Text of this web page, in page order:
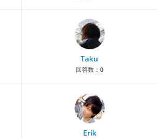
Taku
回答数： 0
Erik